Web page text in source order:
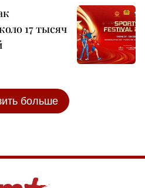
17 тысяч
больше